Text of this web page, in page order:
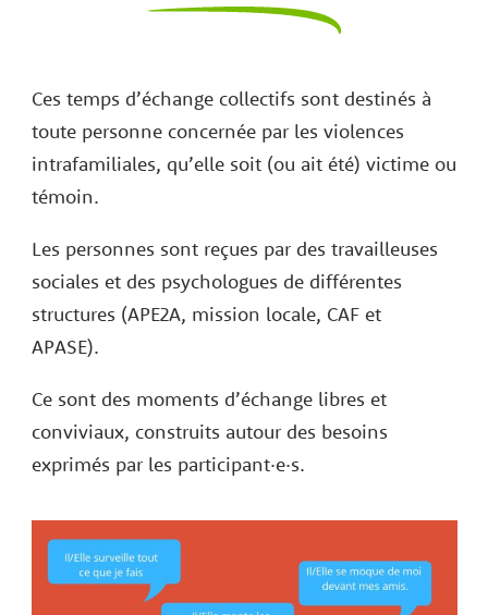
Ces temps d’échange collectifs sont destinés à
toute personne concernée par les violences
intrafamiliales, qu’elle soit (ou ait été) victime ou
témoin.
Les personnes sont reçues par des travailleuses
sociales et des psychologues de différentes
structures (APE2A, mission locale, CAF et
APASE).
Ce sont des moments d’échange libres et
conviviaux, construits autour des besoins
exprimés par les participant·e·s.